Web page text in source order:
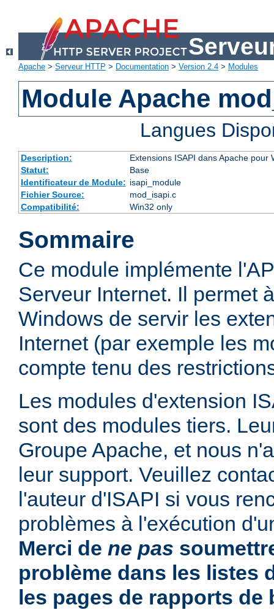
Apache > Serveur HTTP > Documentation > Version 2.4 > Modules
Module Apache
Langues
Description:
Extensions ISAPI dans Apache pour
Statut:
Base
Identificateur de Module: isapi_module
Fichier Source:
mod_isapi.c
Compatibilité:
Win32 only
Sommaire
Ce module implémente
Serveur Internet. Il permet
Windows de servir les
Internet (par exemple les
compte tenu des
Les modules d'extension
sont des modules tiers.
Groupe Apache, et nous
leur support. Veuillez
l'auteur d'ISAPI si vous
problèmes à l'exécution
Merci de ne pas
problème dans les listes
les pages de rapports de